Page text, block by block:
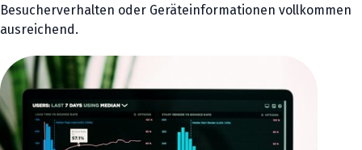
Besucherverhalten oder Geräteinformationen vollkommen
ausreichend.